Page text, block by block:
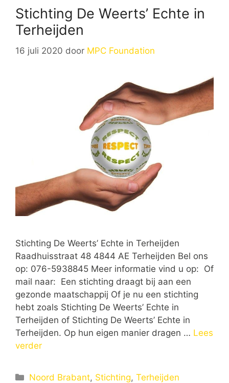
Stichting De Weerts’ Echte in
Terheijden
16 juli 2020 door MPC Foundation
Stichting De Weerts’ Echte in Terheijden
Raadhuisstraat 48 4844 AE Terheijden Bel ons
op: 076-5938845 Meer informatie vind u op: Of
mail naar: Een stichting draagt bij aan een
gezonde maatschappij Of je nu een stichting
hebt zoals Stichting De Weerts’ Echte in
Terheijden of Stichting De Weerts’ Echte in
Terheijden. Op hun eigen manier dragen … Lees
verder
Categorieën
Noord Brabant, Stichting,Terheijden